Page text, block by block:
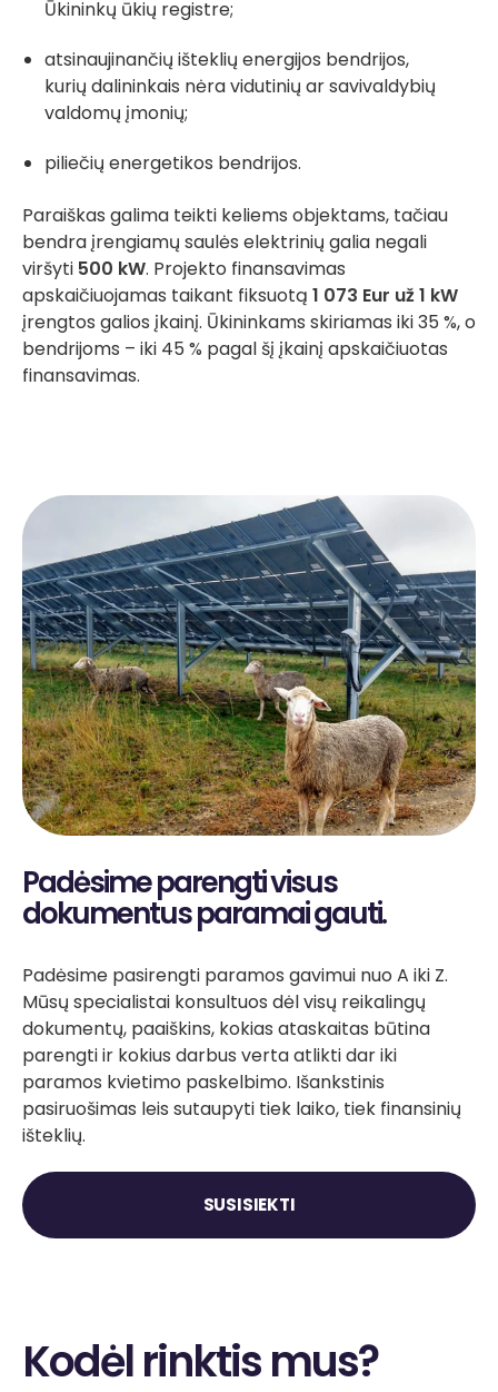
Ūkininkų ūkių registre;
atsinaujinančių išteklių energijos bendrijos,
kurių dalininkais nėra vidutinių ar savivaldybių
valdomų įmonių;
piliečių energetikos bendrijos.
Paraiškas galima teikti keliems objektams, tačiau
bendra įrengiamų saulės elektrinių galia negali
viršyti 500 kW. Projekto finansavimas
apskaičiuojamas taikant fiksuotą 1 073 Eur už 1 kW
įrengtos galios įkainį. Ūkininkams skiriamas iki 35 %, o
bendrijoms – iki 45 % pagal šį įkainį apskaičiuotas
finansavimas.
Padėsime parengti visus
dokumentus paramai gauti.
Padėsime pasirengti paramos gavimui nuo A iki Z.
Mūsų specialistai konsultuos dėl visų reikalingų
dokumentų, paaiškins, kokias ataskaitas būtina
parengti ir kokius darbus verta atlikti dar iki
paramos kvietimo paskelbimo. Išankstinis
pasiruošimas leis sutaupyti tiek laiko, tiek finansinių
išteklių.
SUSISIEKTI
Kodėl rinktis mus?